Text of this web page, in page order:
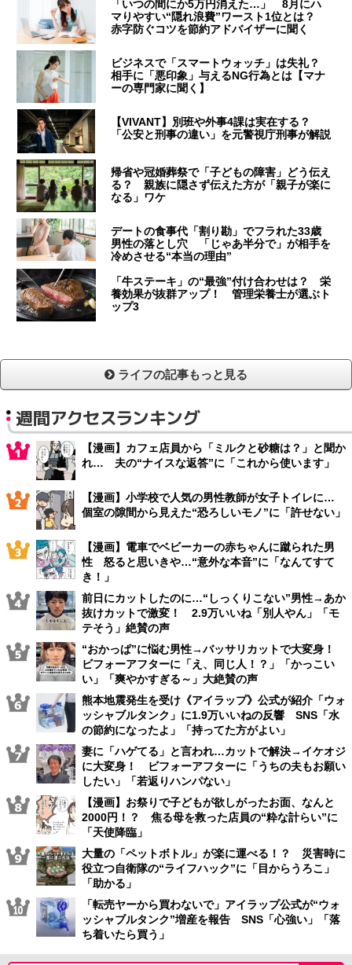
「いつの間にか5万円消えた…」 8月にハ
マりやすい“隠れ浪費”ワースト1位とは？
赤字防ぐコツを節約アドバイザーに聞く
ビジネスで「スマートウォッチ」は失礼？
相手に「悪印象」与えるNG行為とは【マナ
ーの専門家に聞く】
【VIVANT】別班や外事4課は実在する？
「公安と刑事の違い」を元警視庁刑事が解説
帰省や冠婚葬祭で「子どもの障害」どう伝え
る？ 親族に隠さず伝えた方が「親子が楽に
なる」ワケ
デートの食事代「割り勘」でフラれた33歳
男性の落とし穴 「じゃあ半分で」が相手を
冷めさせる“本当の理由”
「牛ステーキ」の“最強”付け合わせは？ 栄
養効果が抜群アップ！ 管理栄養士が選ぶト
ップ3
ライフの記事もっと見る
週間アクセスランキング
【漫画】カフェ店員から「ミルクと砂糖は？」と聞か
れ… 夫の“ナイスな返答”に「これから使います」
【漫画】小学校で人気の男性教師が女子トイレに…
個室の隙間から見えた“恐ろしいモノ”に「許せない」
【漫画】電車でベビーカーの赤ちゃんに蹴られた男
性 怒ると思いきや…“意外な本音”に「なんてすて
き！」
前日にカットしたのに…“しっくりこない”男性→あか
抜けカットで激変！ 2.9万いいね「別人やん」「モ
テそう」絶賛の声
“おかっぱ”に悩む男性→バッサリカットで大変身！
ビフォーアフターに「え、同じ人！？」「かっこい
い」「爽やかすぎる～」大絶賛の声
熊本地震発生を受け《アイラップ》公式が紹介「ウォ
ッシャブルタンク」に1.9万いいねの反響 SNS「水
の節約になったよ」「持ってた方がよい」
妻に「ハゲてる」と言われ…カットで解決→イケオジ
に大変身！ ビフォーアフターに「うちの夫もお願い
したい」「若返りハンパない」
【漫画】お祭りで子どもが欲しがったお面、なんと
2000円！？ 焦る母を救った店員の“粋な計らい”に
「天使降臨」
大量の「ペットボトル」が楽に運べる！？ 災害時に
役立つ自衛隊の“ライフハック”に「目からうろこ」
「助かる」
「転売ヤーから買わないで」アイラップ公式が“ウォ
ッシャブルタンク”増産を報告 SNS「心強い」「落
ち着いたら買う」